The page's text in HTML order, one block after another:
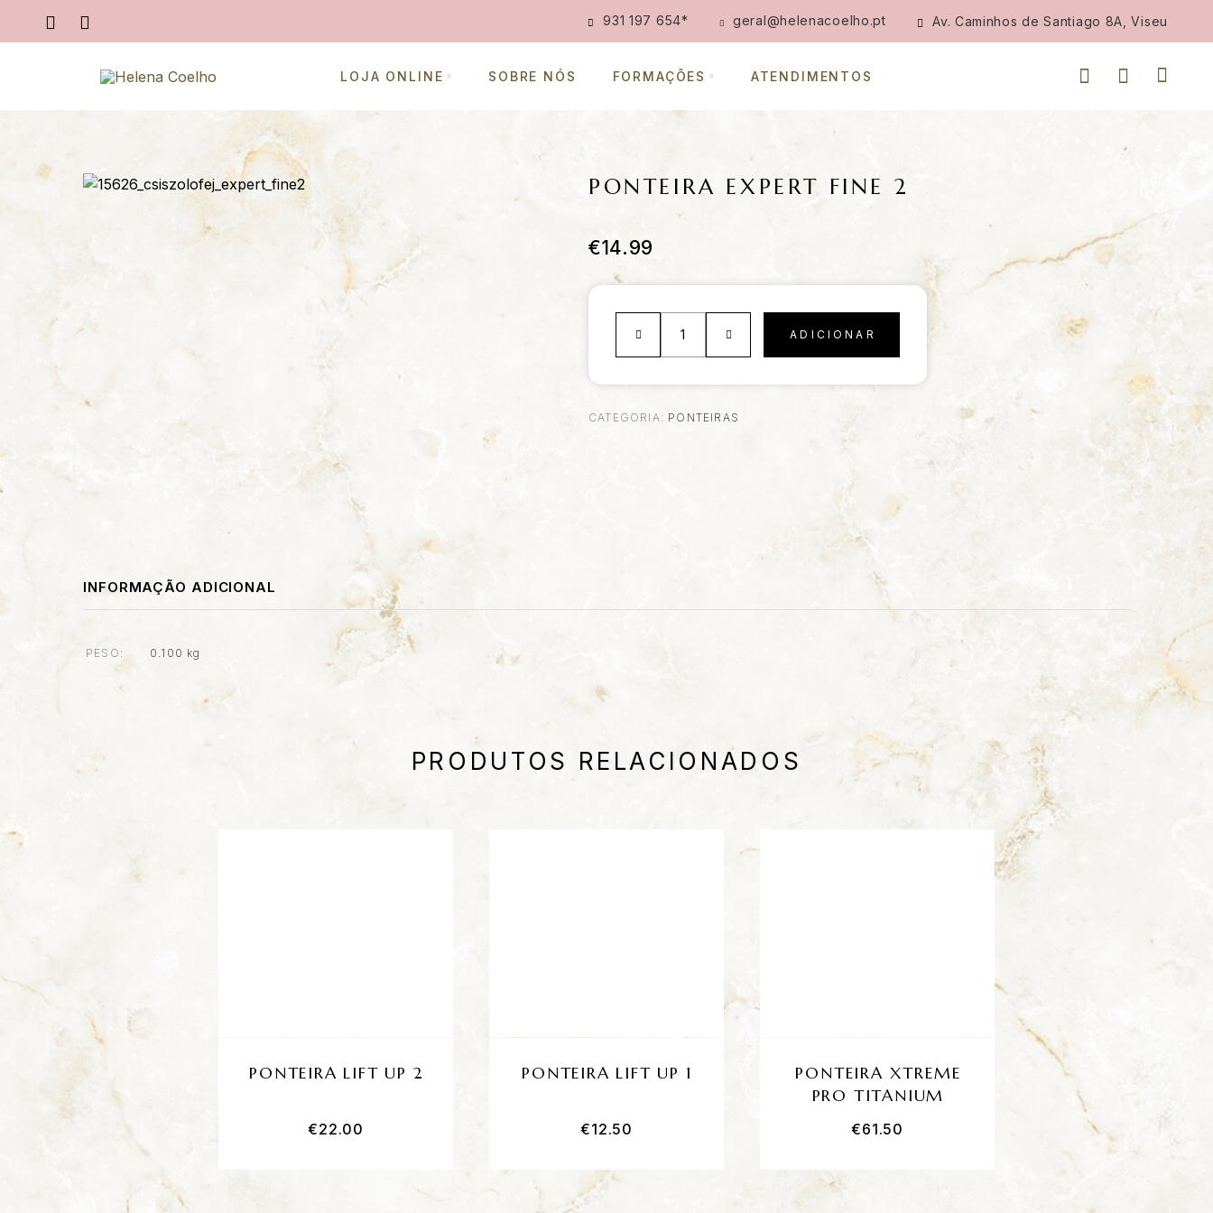
931 197 654* geral@helenacoelho.pt Av. Caminhos de Santiago 8A, Viseu
LOJA ONLINE SOBRE NÓS FORMAÇÕES ATENDIMENTOS
PONTEIRA EXPERT FINE 2
€14.99
ADICIONAR
CATEGORIA: PONTEIRAS
INFORMAÇÃO ADICIONAL
PESO 0.100 kg
PRODUTOS RELACIONADOS
PONTEIRA LIFT UP 2
€22.00
PONTEIRA LIFT UP 1
€12.50
PONTEIRA XTREME
PRO TITANIUM
€61.50
PONTEIRA